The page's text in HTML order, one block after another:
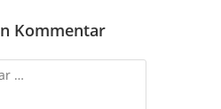
Kommentar